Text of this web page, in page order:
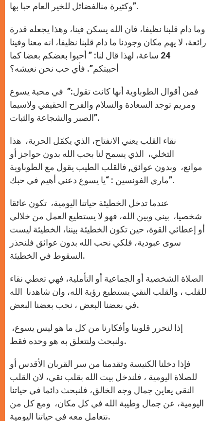
وكثيرة منالفضائل للخير العام حبا بها”.
وما دام قلبنا نظيفا، فان الله يسكن فينا، وهذا يجعله قدرة
رائعة، لا يهم مكان وجودنا ما دام قلبنا نظيفا، انه معنا وفينا
24 ساعة، لهذا قال لنا: ” أحبوا بعضكم بعضا كما
أحببتكم”. فأي حب نحن نعيشه؟
فمن أقوال الطوباوية أنها كانت تقول:” في محبة يسوع
ومريم توجد السعادة والسلام والفرح الحقيقي ولاسيما
الصبر والشجاعة والثبات”.
نقاء القلب يعني الانفتاح، الذي يكمّل الحرية، هذا
التخلي، الذي يسمح لنا بحب الله بدون حواجز أو
موانع، وبدون عوائق, فالقلب الطيب يقول مع الطوباوية
ماري الفونسين : “يا يسوع دعني أهيم في حبك”.
عندما تدخل الخطيئة حياتنا اليومية، تكون عائقا
شخصيا، بيني وبين الله، فهو لا يستطيع العمل من خلالي
أو إعطائي القوة، حين تكون الخطيئة بيننا، الخطيئة ليست
سوى عبودية، فلكي نحب الله بدون عوائق فلنحذر
السقوط في الخطيئة.
الصلاة الشخصية أو الجماعية أو التأملية، فهي تعطي نقاء
للقلب ، والقلب النقي يستطيع رؤية الله، وان شاهدنا الله
في بعضنا البعض ، نحب بعضنا البعض.
ولنبحث ولنتعلق به هو وحده فقط.
فإذا دخلنا الكنيسة وتقدمنا من سر القربان الأقدس أو
للصلاة اليومية ، فلندخل بيت الله بقلب نقي، لان القلب
النقي يعاين جمال وجه الخالق، فلنبحث دائما في حياتنا
اليومية، عن جمال وطيبة الله في كل مكان، ومع كل من
نتعامل معه في حياتنا اليومية.